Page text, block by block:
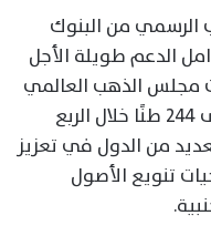
الرسمي من البنوك
الدعم طويلة الأجل
مجلس الذهب العالمي
ارتفاع مشتريات البنوك المركزية إلى 244 طنًا خلال الربع
العديد من الدول في تعزيز
تنويع الأصول